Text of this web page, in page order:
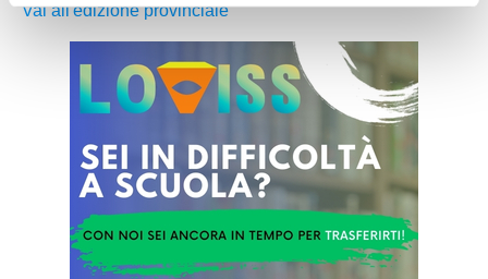
Vai all'edizione provinciale